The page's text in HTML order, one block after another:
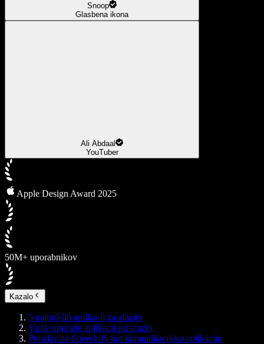
Snoop
Glasbena ikona
Ali Abdaal
YouTuber
Apple Design Award 2025
50M+ uporabnikov
Kazalo
5 najboljših aplikacij za afazijo
Vpliv uporabe aplikacij pri afaziji
Preizkusite Speechify kot komunikacijsko aplikacijo